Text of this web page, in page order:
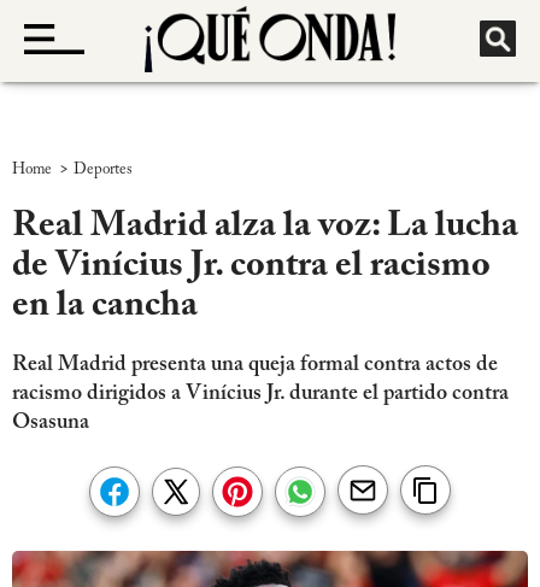
Home > Deportes
Real Madrid alza la voz: La lucha
de Vinícius Jr. contra el racismo
en la cancha
Real Madrid presenta una queja formal contra actos de
racismo dirigidos a Vinícius Jr. durante el partido contra
Osasuna